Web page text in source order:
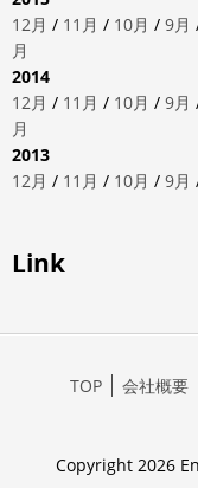
12月 / 11月 / 10月 / 9月
月
2014
12月 / 11月 / 10月 / 9月
月
2013
12月 / 11月 / 10月 / 9月
Link
TOP 会社概要
Copyright 2026